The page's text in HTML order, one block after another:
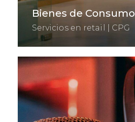
Bienes de Consumo
Servicios en retail | CPG